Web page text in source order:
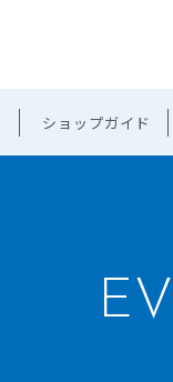
ショップガイド